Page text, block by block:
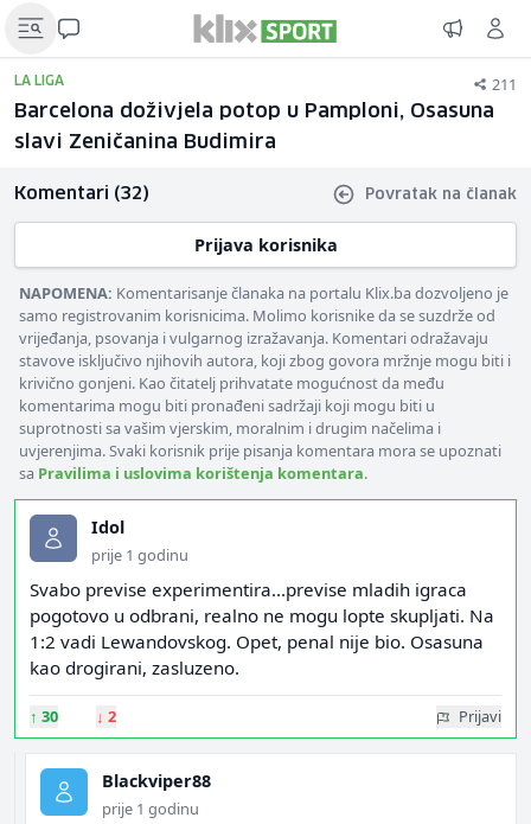
LA LIGA 211
Barcelona doživjela potop u Pamploni, Osasuna
slavi Zeničanina Budimira
Komentari (32) Povratak na članak
Prijava korisnika
NAPOMENA: Komentarisanje članaka na portalu Klix.ba dozvoljeno je
samo registrovanim korisnicima. Molimo korisnike da se suzdrže od
vrijeđanja, psovanja i vulgarnog izražavanja. Komentari odražavaju
stavove isključivo njihovih autora, koji zbog govora mržnje mogu biti i
krivično gonjeni. Kao čitatelj prihvatate mogućnost da među
komentarima mogu biti pronađeni sadržaji koji mogu biti u
suprotnosti sa vašim vjerskim, moralnim i drugim načelima i
uvjerenjima. Svaki korisnik prije pisanja komentara mora se upoznati
sa Pravilima i uslovima korištenja komentara.
Idol
prije 1 godinu
Svabo previse experimentira...previse mladih igraca
pogotovo u odbrani, realno ne mogu lopte skupljati. Na
1:2 vadi Lewandovskog. Opet, penal nije bio. Osasuna
kao drogirani, zasluzeno.
↑ 30 ↓ 2 Prijavi
Blackviper88
prije 1 godinu